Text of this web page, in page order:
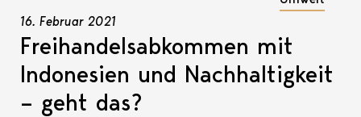
16. Februar 2021
Freihandelsabkommen mit
Indonesien und Nachhaltigkeit
– geht das?